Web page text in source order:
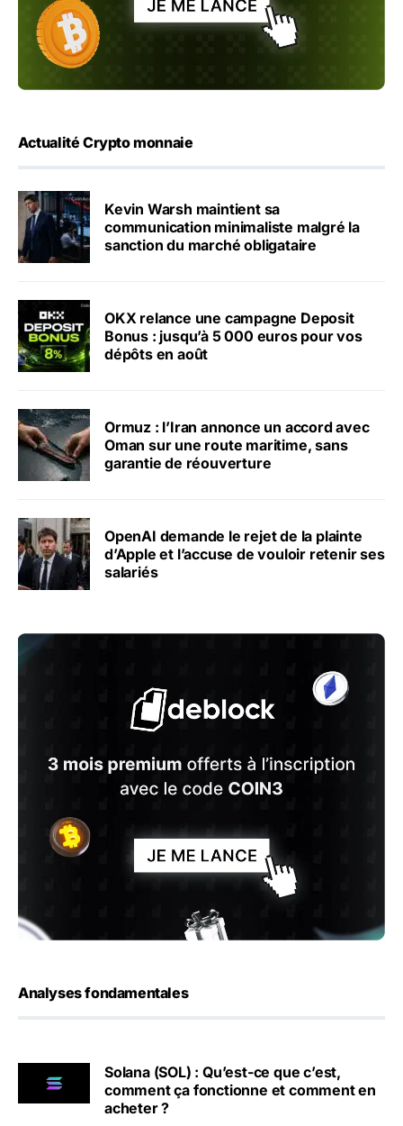
Actualité Crypto monnaie
Kevin Warsh maintient sa
communication minimaliste malgré la
sanction du marché obligataire
OKX relance une campagne Deposit
Bonus : jusqu’à 5 000 euros pour vos
dépôts en août
Ormuz : l’Iran annonce un accord avec
Oman sur une route maritime, sans
garantie de réouverture
OpenAI demande le rejet de la plainte
d’Apple et l’accuse de vouloir retenir ses
salariés
Analyses fondamentales
Solana (SOL) : Qu’est-ce que c’est,
comment ça fonctionne et comment en
acheter ?